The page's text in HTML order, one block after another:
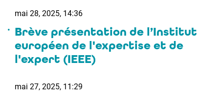
mai 28, 2025, 14:36
Brève présentation de l’Institut
européen de l'expertise et de
l'expert (IEEE)
mai 27, 2025, 11:29